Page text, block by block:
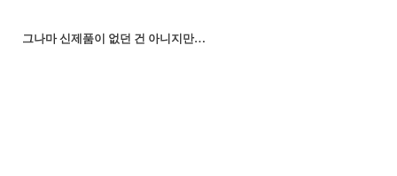
그나마 신제품이 없던 건 아니지만…